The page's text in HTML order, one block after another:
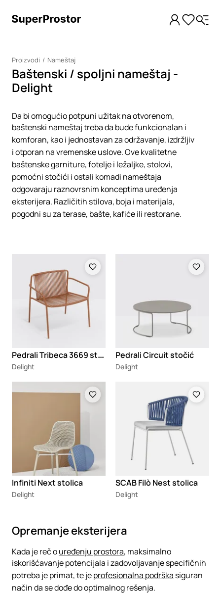
Proizvodi Nameštaj
Baštenski / spoljni nameštaj -
Delight
Da bi omogućio potpuni užitak na otvorenom,
baštenski nameštaj treba da bude funkcionalan i
komforan, kao i jednostavan za održavanje, izdržljiv
i otporan na vremenske uslove. Ove kvalitetne
baštenske garniture, fotelje i ležaljke, stolovi,
pomoćni stočići i ostali komadi nameštaja
odgovaraju raznovrsnim konceptima uređenja
eksterijera. Različitih stilova, boja i materijala,
pogodni su za terase, bašte, kafiće ili restorane.
P
edrali Tribeca 3669 stolica
Delight
Pedrali Circuit stočić
Delight
Infiniti Next stolica
Delight
SCAB Filò Nest stolica
Delight
Opremanje eksterijera
Kada je reč ouređenju prostora, maksimalno
iskorišćavanje potencijala i zadovoljavanje specifičnih
potreba je primat, te jeprofesionalna podrška siguran
način da se dođe do optimalnog rešenja.